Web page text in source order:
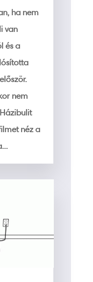
ha nem
van
és a
nem
néz a